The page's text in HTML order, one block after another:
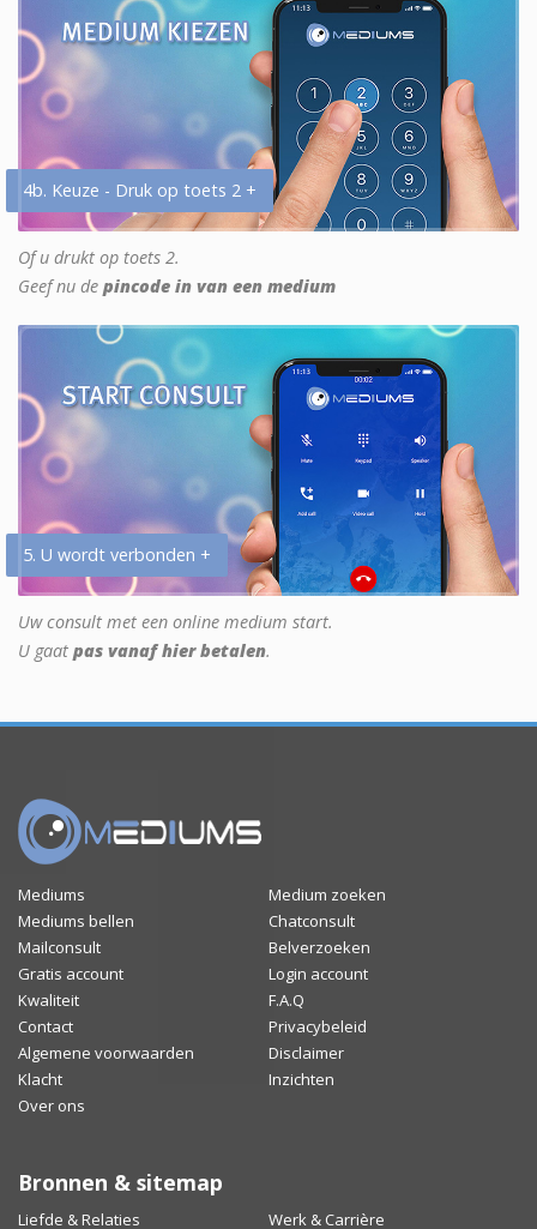
4b. Keuze - Druk op toets 2 +
Of u drukt op toets 2.
Geef nu de pincode in van een medium
5. U wordt verbonden +
Uw consult met een online medium start.
U gaat pas vanaf hier betalen.
Mediums
Medium zoeken
Mediums bellen
Chatconsult
Mailconsult
Belverzoeken
Gratis account
Login account
Kwaliteit
F.A.Q
Contact
Privacybeleid
Algemene voorwaarden
Disclaimer
Klacht
Inzichten
Over ons
Bronnen & sitemap
Liefde & Relaties Werk & Carrière